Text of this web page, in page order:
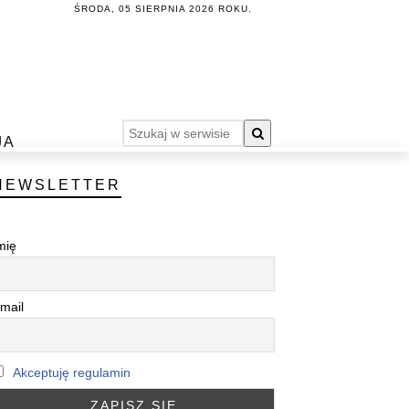
ŚRODA, 05 SIERPNIA 2026 ROKU.
Akceptuję regulamin